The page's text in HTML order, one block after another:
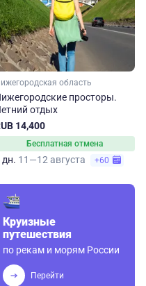
область
просторы.
отдых
14,400
Бесплатная отмена
дн. 11—12 августа +60
Круизные
путешествия
по рекам и морям России
Перейти